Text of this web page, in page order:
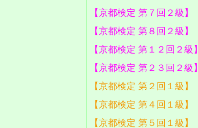
【京都検定 第７回２級】
【京都検定 第８回２級】
【京都検定 第１２回２級】
【京都検定 第２３回２級】
【京都検定 第２回１級】
【京都検定 第４回１級】
【京都検定 第５回１級】